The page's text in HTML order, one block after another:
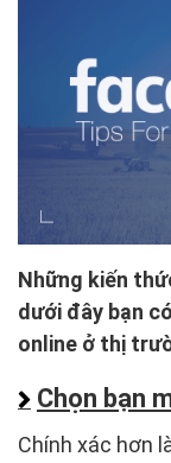
Những kiến
dưới đây bạn
online ở thị
Chọn bạn
Chính xác hơn